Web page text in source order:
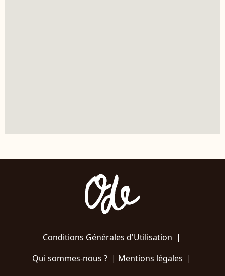
Conditions Générales d'Utilisation |
Qui sommes-nous ?| Mentions légales |